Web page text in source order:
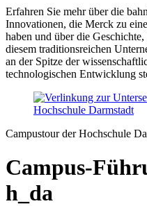
Erfahren Sie mehr über die
Innovationen, die Merck zu
haben und über die
diesem traditionsreichen
an der Spitze der
technologischen Entwicklung
Campustour der Hochschule
Campus-
h_da